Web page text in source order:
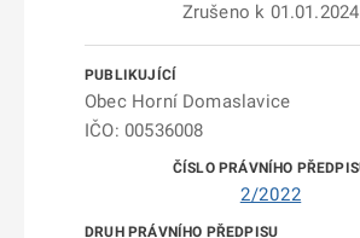
Zrušeno k 01.01.2024
Obec Horní Domaslavice
IČO: 00536008
2/2022